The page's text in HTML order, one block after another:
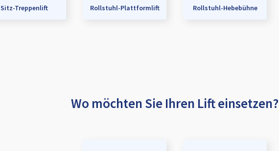
Sitz-Treppenlift Rollstuhl-Plattformlift Rollstuhl-Hebebühne
Wo möchten Sie Ihren Lift einsetzen?